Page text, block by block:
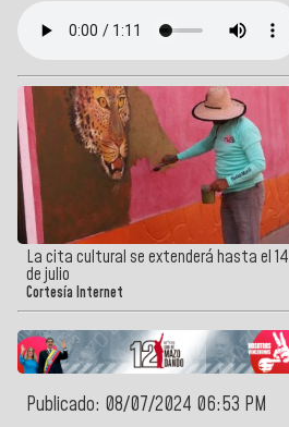
La cita cultural se extenderá hasta el 14
de julio
Cortesía Internet
Publicado: 08/07/2024 06:53 PM